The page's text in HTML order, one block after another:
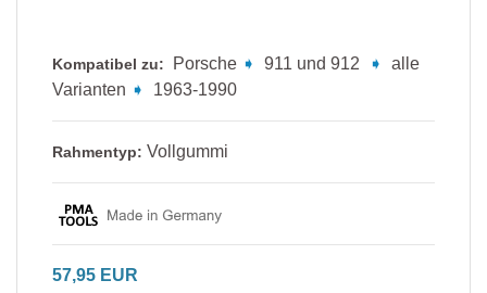
Kompatibel zu: Porsche ➧ 911 und 912 ➧
alle
Varianten ➧ 1963-1990
Rahmentyp: Vollgummi
57,95 EUR